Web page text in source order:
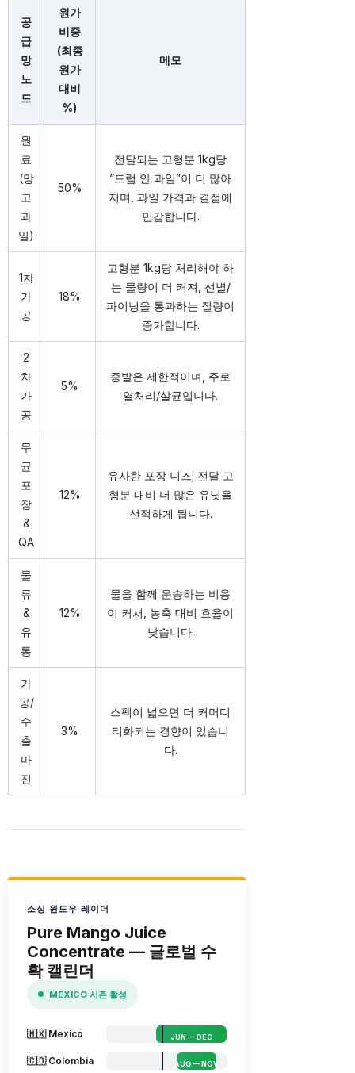
공
급
망
노
드
원가
비중
(최종
원가
대비
%)
메모
원
료
(망
고
과
일)
50%
전달되는 고형분 1kg당
“드럼 안 과일”이 더 많아
지며, 과일 가격과 결점에
민감합니다.
1차
가
공
18%
고형분 1kg당 처리해야 하
는 물량이 더 커져, 선별/
파이닝을 통과하는 질량이
증가합니다.
2
차
가
공
5%
증발은 제한적이며, 주로
열처리/살균입니다.
무
균
포
장
&
QA
12%
유사한 포장 니즈; 전달 고
형분 대비 더 많은 유닛을
선적하게 됩니다.
물
류
&
유
통
12%
물을 함께 운송하는 비용
이 커서, 농축 대비 효율이
낮습니다.
가
공/
수
출
마
진
3%
스펙이 넓으면 더 커머디
티화되는 경향이 있습니
다.
소싱 윈도우 레이더
Pure Mango Juice
Concentrate — 글로벌 수
확 캘린더
MEXICO 시즌 활성
🇲🇽 Mexico JUN — DEC
🇨🇴 Colombia AUG — NOV